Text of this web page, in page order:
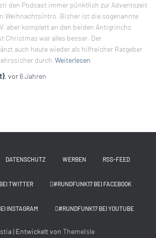
den Podcast immer pünktlich zur Adventszeit
Weihnachtsintro. Bisher ist die sogenannte
aber komplett an den beiden Antigrinchs
Christmas war alles besser. Der
auch heute wieder als hilfreicher Ratgeber
durch Weiterlesen
, vor 6 Jahren
DATENSCHUTZ WERBEN RSS-FEED
TWITTER #RUNDFUNK17 BEI FACEBOOK
INSTAGRAM #RUNDFUNK17 BEI YOUTUBE
| Entwickelt von ThemeIsle